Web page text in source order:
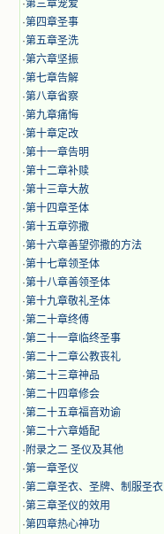
·第三章宠爱
·第四章圣事
·第五章圣洗
·第六章坚振
·第七章告解
·第八章省察
·第九章痛悔
·第十章定改
·第十一章告明
·第十二章补赎
·第十三章大赦
·第十四章圣体
·第十五章弥撒
·第十六章善望弥撒的方法
·第十七章领圣体
·第十八章善领圣体
·第十九章敬礼圣体
·第二十章终傅
·第二十一章临终圣事
·第二十二章公教丧礼
·第二十三章神品
·第二十四章修会
·第二十五章福音劝谕
·第二十六章婚配
· 附录之二 圣仪及其他
·第一章圣仪
·第二章圣衣、圣牌、制服圣衣
·第三章圣仪的效用
·第四章热心神功